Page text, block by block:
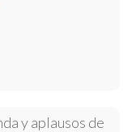
y aplausos de